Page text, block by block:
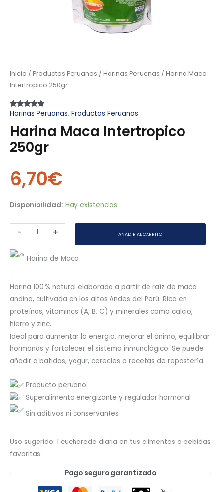
Inicio / Productos Peruanos / Harinas Peruanas / Harina Maca
Intertropico 250gr
Valorado
5 en base a
1
valoración
Harinas Peruanas, Productos Peruanos
Harina Maca Intertropico
250gr
6,70€
Disponibilidad: Hay existencias
- + AÑADIR AL CARRITO
Harina de Maca
Harina 100 % natural elaborada a partir de raíz de maca
andina, cultivada en los altos Andes del Perú. Rica en
proteínas, vitaminas (A, B, C) y minerales como calcio,
hierro y zinc.
Ideal para aumentar la energía, mejorar el ánimo, equilibrar
hormonas y fortalecer el sistema inmunológico. Se puede
añadir a batidos, yogur, cereales o recetas de repostería.
Producto peruano
Superalimento energizante y regulador hormonal
Sin aditivos ni conservantes
Uso sugerido: 1 cucharada diaria en tus alimentos o bebidas
favoritas.
Pago seguro garantizado